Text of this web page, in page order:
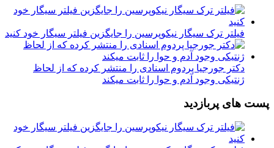
فیلتر ترک سیگار نیکوپرسین را جایگزین فیلتر سیگار خود کنید
دکتر جورجیا پردوم اسنادی را منتشر کرده که از لحاظ
ژنتیکی وجود آدم و حوا را ثابت میکند
پست های پربازدید